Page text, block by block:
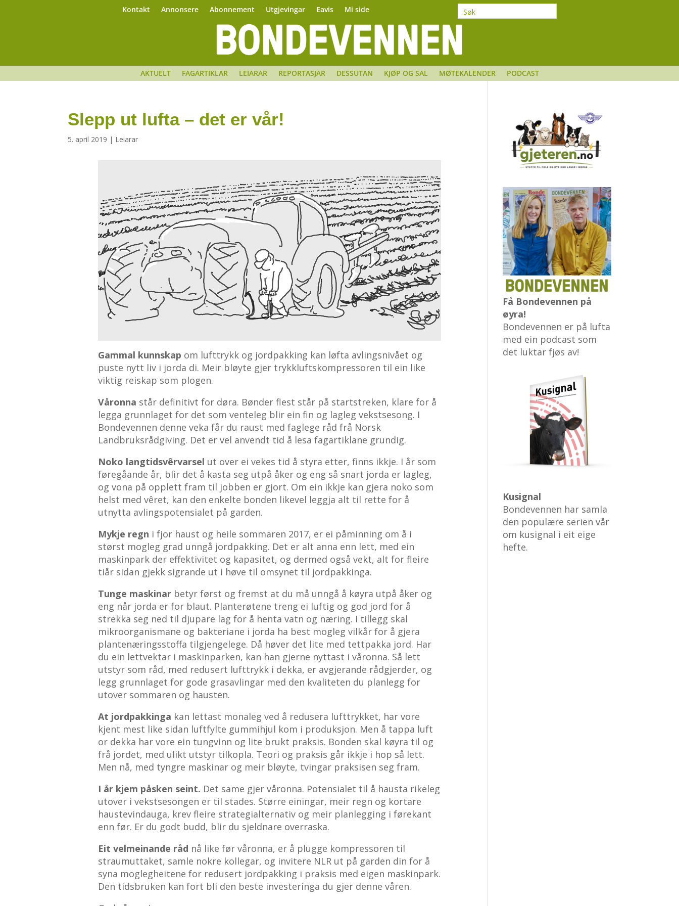
Kontakt Annonsere Abonnement Utgjevingar Eavis Mi side
AKTUELT FAGARTIKLAR LEIARAR REPORTASJAR DESSUTAN KJØP OG SAL MØTEKALENDER PODCAST
Slepp ut lufta – det er vår!
5. april 2019 | Leiarar
Gammal kunnskap om lufttrykk og jordpakking kan løfta avlingsnivået og
puste nytt liv i jorda di. Meir bløyte gjer trykkluftskompressoren til ein like
viktig reiskap som plogen.
Våronna står definitivt for døra. Bønder flest står på startstreken, klare for å
legga grunnlaget for det som venteleg blir ein fin og lagleg vekstsesong. I
Bondevennen denne veka får du raust med faglege råd frå Norsk
Landbruksrådgiving. Det er vel anvendt tid å lesa fagartiklane grundig.
Noko langtidsvêrvarsel ut over ei vekes tid å styra etter, finns ikkje. I år som
føregåande år, blir det å kasta seg utpå åker og eng så snart jorda er lagleg,
og vona på opplett fram til jobben er gjort. Om ein ikkje kan gjera noko som
helst med vêret, kan den enkelte bonden likevel leggja alt til rette for å
utnytta avlingspotensialet på garden.
Mykje regn i fjor haust og heile sommaren 2017, er ei påminning om å i
størst mogleg grad unngå jordpakking. Det er alt anna enn lett, med ein
maskinpark der effektivitet og kapasitet, og dermed også vekt, alt for fleire
tiår sidan gjekk sigrande ut i høve til omsynet til jordpakkinga.
Tunge maskinar betyr først og fremst at du må unngå å køyra utpå åker og
eng når jorda er for blaut. Planterøtene treng ei luftig og god jord for å
strekka seg ned til djupare lag for å henta vatn og næring. I tillegg skal
mikroorganismane og bakteriane i jorda ha best mogleg vilkår for å gjera
plantenæringsstoffa tilgjengelege. Då høver det lite med tettpakka jord. Har
du ein lettvektar i maskinparken, kan han gjerne nyttast i våronna. Så lett
utstyr som råd, med redusert lufttrykk i dekka, er avgjerande rådgjerder, og
legg grunnlaget for gode grasavlingar med den kvaliteten du planlegg for
utover sommaren og hausten.
At jordpakkinga kan lettast monaleg ved å redusera lufttrykket, har vore
kjent mest like sidan luftfylte gummihjul kom i produksjon. Men å tappa luft
or dekka har vore ein tungvinn og lite brukt praksis. Bonden skal køyra til og
frå jordet, med ulikt utstyr tilkopla. Teori og praksis går ikkje i hop så lett.
Men nå, med tyngre maskinar og meir bløyte, tvingar praksisen seg fram.
I år kjem påsken seint. Det same gjer våronna. Potensialet til å hausta rikeleg
utover i vekstsesongen er til stades. Større einingar, meir regn og kortare
haustevindauga, krev fleire strategialternativ og meir planlegging i førekant
enn før. Er du godt budd, blir du sjeldnare overraska.
Eit velmeinande råd nå like før våronna, er å plugge kompressoren til
straumuttaket, samle nokre kollegar, og invitere NLR ut på garden din for å
syna moglegheitene for redusert jordpakking i praksis med eigen maskinpark.
Den tidsbruken kan fort bli den beste investeringa du gjer denne våren.
Få Bondevennen på
øyra!
Bondevennen er på lufta
med ein podcast som
det luktar fjøs av!
Kusignal
Bondevennen har samla
den populære serien vår
om kusignal i eit eige
hefte.